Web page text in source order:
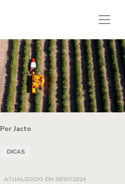
Por Jacto
DICAS
ATUALIZADO EM 30/07/2024